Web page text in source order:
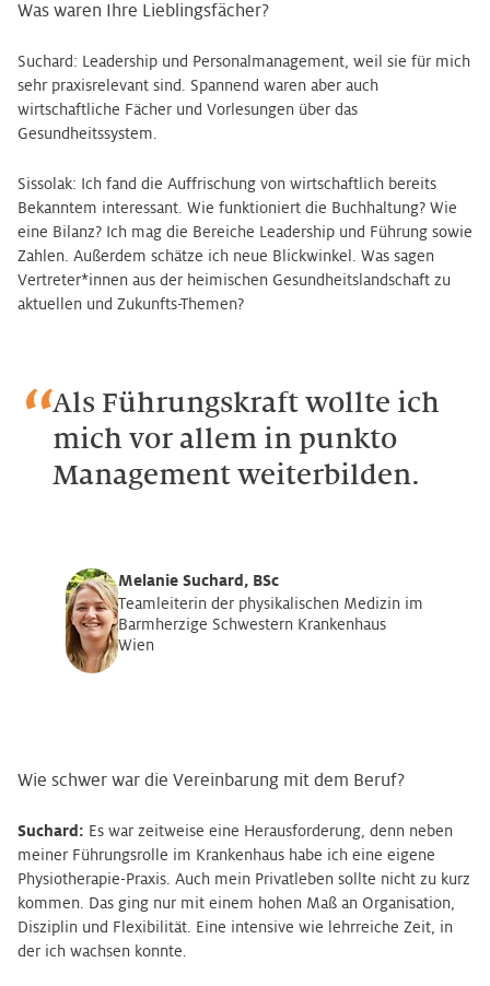
Was waren Ihre Lieblingsfächer?
Suchard: Leadership und Personalmanagement, weil sie für mich
sehr praxisrelevant sind. Spannend waren aber auch
wirtschaftliche Fächer und Vorlesungen über das
Gesundheitssystem.
Sissolak: Ich fand die Auffrischung von wirtschaftlich bereits
Bekanntem interessant. Wie funktioniert die Buchhaltung? Wie
eine Bilanz? Ich mag die Bereiche Leadership und Führung sowie
Zahlen. Außerdem schätze ich neue Blickwinkel. Was sagen
Vertreter*innen aus der heimischen Gesundheitslandschaft zu
aktuellen und Zukunfts-Themen?
Als Führungskraft wollte ich
mich vor allem in punkto
Management weiterbilden.
Melanie Suchard, BSc
Teamleiterin der physikalischen Medizin im
Barmherzige Schwestern Krankenhaus
Wien
Wie schwer war die Vereinbarung mit dem Beruf?
Suchard: Es war zeitweise eine Herausforderung, denn neben
meiner Führungsrolle im Krankenhaus habe ich eine eigene
Physiotherapie-Praxis. Auch mein Privatleben sollte nicht zu kurz
kommen. Das ging nur mit einem hohen Maß an Organisation,
Disziplin und Flexibilität. Eine intensive wie lehrreiche Zeit, in
der ich wachsen konnte.